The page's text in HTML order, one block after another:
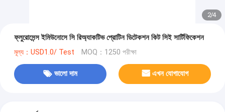
2/4
ফ্লুরোসেন্স ইমিউনোসে সি রিঅ্যাকটিভ প্রোটিন ডিটেকশন কিট সিই সার্টিফিকেশন
মূল্য：USD1.0/ Test MOQ：1250 পরীক্ষা
ভালো দাম এখন যোগাযোগ